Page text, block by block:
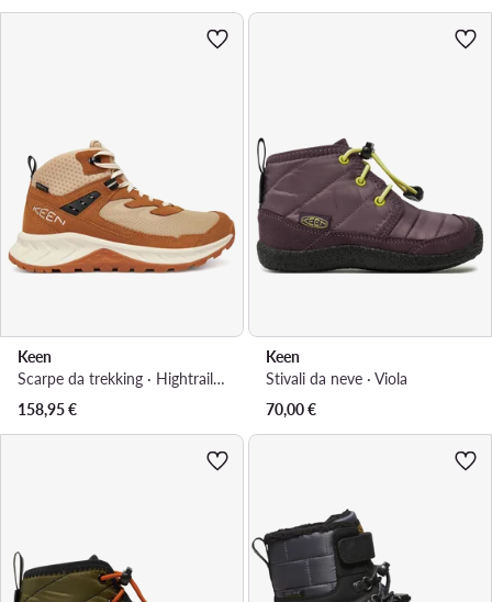
Keen
Scarpe da trekking · Hightrail Mid Wp 1030348 · Marrone
158,95€
Keen
Stivali da neve · Viola
70,00€